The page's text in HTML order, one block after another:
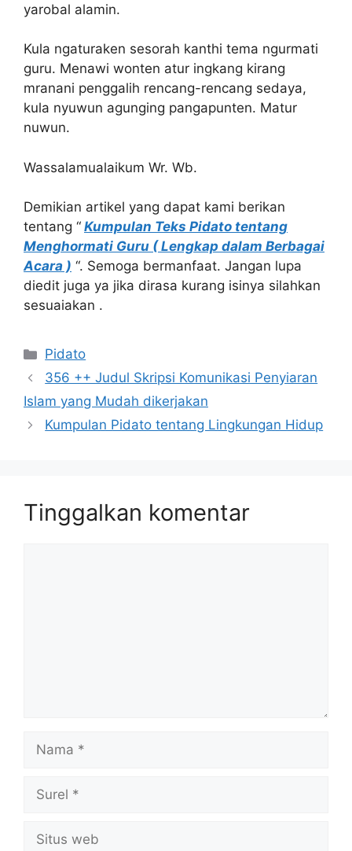
yarobal alamin.
Kula ngaturaken sesorah kanthi tema ngurmati
guru. Menawi wonten atur ingkang kirang
mranani penggalih rencang-rencang sedaya,
kula nyuwun agunging pangapunten. Matur
nuwun.
Wassalamualaikum Wr. Wb.
Demikian artikel yang dapat kami berikan
tentang “ Kumpulan Teks Pidato tentang
Menghormati Guru ( Lengkap dalam Berbagai
Acara ) “. Semoga bermanfaat. Jangan lupa
diedit juga ya jika dirasa kurang isinya silahkan
sesuaiakan .
Kategori
Pidato
356 ++ Judul Skripsi Komunikasi Penyiaran
Islam yang Mudah dikerjakan
Kumpulan Pidato tentang Lingkungan Hidup
Tinggalkan komentar
Nama
Surel
Situs